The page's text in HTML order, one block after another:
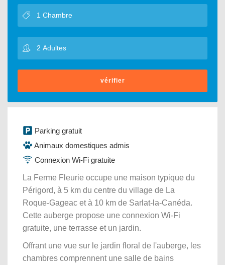
vérifier
Parking gratuit
Animaux domestiques admis
Connexion Wi-Fi gratuite
La Ferme Fleurie occupe une maison typique du
Périgord, à 5 km du centre du village de La
Roque-Gageac et à 10 km de Sarlat-la-Canéda.
Cette auberge propose une connexion Wi-Fi
gratuite, une terrasse et un jardin.
Offrant une vue sur le jardin floral de l'auberge, les
chambres comprennent une salle de bains